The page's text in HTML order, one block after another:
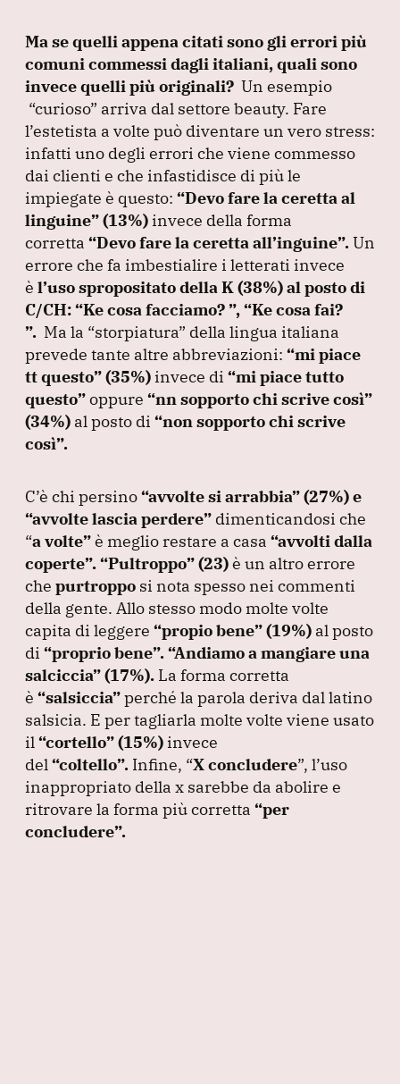
Ma se quelli appena citati sono gli errori più
comuni commessi dagli italiani, quali sono
invece quelli più originali? Un esempio
“curioso” arriva dal settore beauty. Fare
l’estetista a volte può diventare un vero stress:
infatti uno degli errori che viene commesso
dai clienti e che infastidisce di più le
impiegate è questo: “Devo fare la ceretta al
linguine”(13%) invece della forma
corretta “Devo fare la ceretta all’inguine”.Un
errore che fa imbestialire i letterati invece
è l’uso spropositato della K (38%) al posto di
C/CH:“Ke cosa facciamo?”,“Ke cosa fai?
”. Ma la “storpiatura” della lingua italiana
prevede tante altre abbreviazioni: “mi piace
tt questo”(35%) invece di “mi piace tutto
questo”oppure “nn sopporto chi scrive così”
(34%) al posto di “non sopporto chi scrive
così”.
C’è chi persino“avvolte si arrabbia”(27%) e
“avvolte lascia perdere” dimenticandosi che
“a volte”è meglio restare a casa “avvolti dalla
coperte”.“Pultroppo”(23)è un altro errore
che purtroppo si nota spesso nei commenti
della gente. Allo stesso modo molte volte
capita di leggere “propio bene”(19%) al posto
di “proprio bene”.“Andiamo a mangiare una
salciccia”(17%). La forma corretta
è “salsiccia”perché la parola deriva dal latino
salsicia. E per tagliarla molte volte viene usato
il “cortello”(15%) invece
del “coltello”. Infine, “X concludere”, l’uso
inappropriato della x sarebbe da abolire e
ritrovare la forma più corretta “per
concludere”.